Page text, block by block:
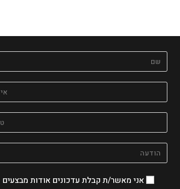
אני מאשר/ת קבלת עדכונים אודות מבצעים